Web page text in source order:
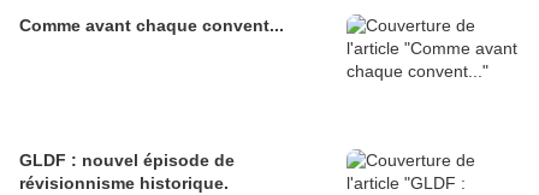
Comme avant chaque convent...
GLDF : nouvel épisode de
révisionnisme historique.